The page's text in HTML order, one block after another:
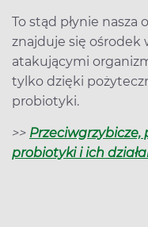
To stąd płynie
znajduje się ośrodek
atakującymi
tylko dzięki
probiotyki.
>> Przeciwgrzybicze,
probiotyki i ich